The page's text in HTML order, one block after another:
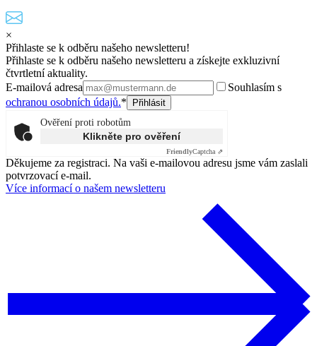
×
Přihlaste se k odběru našeho newsletteru!
Přihlaste se k odběru našeho newsletteru a získejte exkluzivní
čtvrtletní aktuality.
E-mailová adresa
Souhlasím s
ochranou osobních údajů.*
Ověření proti robotům
Klikněte pro ověření
FriendlyCaptcha ⇗
Děkujeme za registraci. Na vaši e-mailovou adresu jsme vám zaslali
potvrzovací e-mail.
Více informací o našem newsletteru